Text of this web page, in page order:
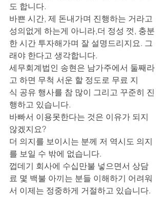
도 합니다.
바쁜 시간, 제 돈내가며 진행하는 거라고
성의없게 하는게 아니라,더 정성 껏, 충분
한 시간 투자해가며 잘 설명드리지요. 그
래야 한다고 생각합니다.
세무회계법인 송현은 남가주에서 둘째라
고 하면 무척 서운 할 정도로 무료 지
식 공유 행사를 참 많이 그리고 꾸준히 진
행하고 있습니다.
바빠서 이용못한다는 것은 이유가 되지
않겠지요?
더 의지를 보이시는 분께 저 역시도 의지
를 보일 수 밖에 없습니다.
껍데기 회사에 수십만불 넣으면서 상담
료 몇 백불 아끼는 분들 이해하기 어려워
서 이제는 정중하게 거절하고 있습니다.